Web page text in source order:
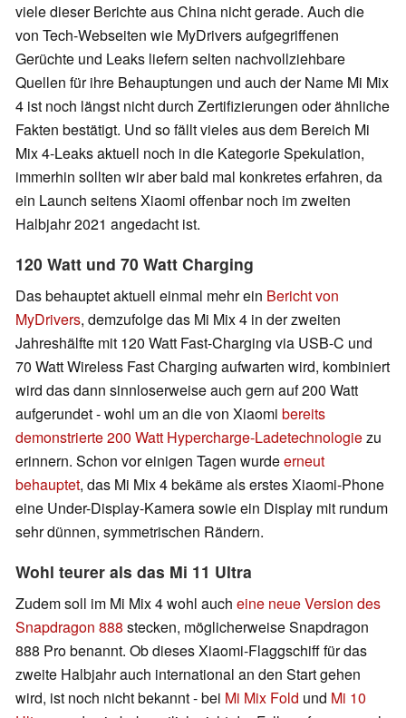
viele dieser Berichte aus China nicht gerade. Auch die
von Tech-Webseiten wie MyDrivers aufgegriffenen
Gerüchte und Leaks liefern selten nachvollziehbare
Quellen für ihre Behauptungen und auch der Name Mi Mix
4 ist noch längst nicht durch Zertifizierungen oder ähnliche
Fakten bestätigt. Und so fällt vieles aus dem Bereich Mi
Mix 4-Leaks aktuell noch in die Kategorie Spekulation,
immerhin sollten wir aber bald mal konkretes erfahren, da
ein Launch seitens Xiaomi offenbar noch im zweiten
Halbjahr 2021 angedacht ist.
120 Watt und 70 Watt Charging
Das behauptet aktuell einmal mehr ein Bericht von
MyDrivers, demzufolge das Mi Mix 4 in der zweiten
Jahreshälfte mit 120 Watt Fast-Charging via USB-C und
70 Watt Wireless Fast Charging aufwarten wird, kombiniert
wird das dann sinnloserweise auch gern auf 200 Watt
aufgerundet - wohl um an die von Xiaomi bereits
demonstrierte 200 Watt Hypercharge-Ladetechnologiezu
erinnern. Schon vor einigen Tagen wurdeerneut
behauptet, das Mi Mix 4 bekäme als erstes Xiaomi-Phone
eine Under-Display-Kamera sowie ein Display mit rundum
sehr dünnen, symmetrischen Rändern.
Wohl teurer als das Mi 11 Ultra
Zudem soll im Mi Mix 4 wohl auch eine neue Version des
Snapdragon 888 stecken, möglicherweise Snapdragon
888 Pro benannt. Ob dieses Xiaomi-Flaggschiff für das
zweite Halbjahr auch international an den Start gehen
wird, ist noch nicht bekannt - bei Mi Mix Fold und Mi 10